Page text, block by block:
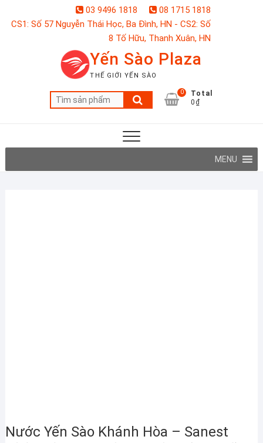
03 9496 1818
08 1715 1818
CS1: Số 57 Nguyễn Thái Học, Ba Đình, HN - CS2: Số
8 Tố Hữu, Thanh Xuân, HN
Yến Sào Plaza
THẾ GIỚI YẾN SÀO
Tìm
kiếm:
0
Total
0₫
MENU
Nước Yến Sào Khánh Hòa – Sanest